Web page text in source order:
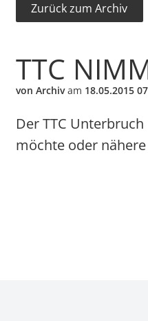
Zurück zum Archiv
TTC
von Archivam 18.05.2015
Der TTC
möchte oder